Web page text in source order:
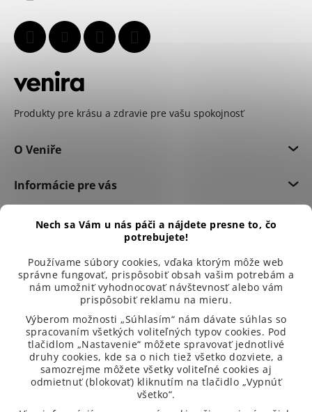
Nech sa Vám u nás páči a nájdete presne to, čo
potrebujete!
Používame súbory cookies, vďaka ktorým môže web
správne fungovať, prispôsobiť obsah vašim potrebám a
nám umožniť vyhodnocovať návštevnosť alebo vám
prispôsobiť reklamu na mieru.
Výberom možnosti „Súhlasím“ nám dávate súhlas so
spracovaním všetkých voliteľných typov cookies. Pod
tlačidlom „Nastavenie“ môžete spravovať jednotlivé
druhy cookies, kde sa o nich tiež všetko dozviete, a
samozrejme môžete všetky voliteľné cookies aj
odmietnuť (blokovať) kliknutím na tlačidlo „Vypnúť
všetko“.
Produkty pre krásu a zdravie pre vašu spokojnosť
O Veniře
Informácie pre vás
Dôležité informácie
99 % spokojených zákazníků